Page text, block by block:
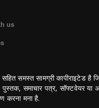
us
समस्त सामग्री कापीराइटेड है
पुस्तक, समाचार पत्र, सॉफ्टवेयर या
करना मना है.